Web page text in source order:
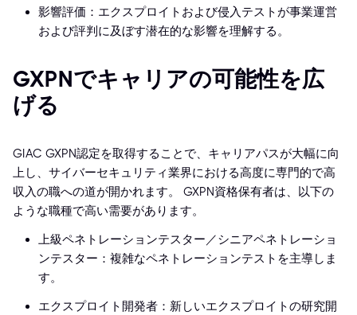
影響評価：エクスプロイトおよび侵入テストが事業運営
および評判に及ぼす潜在的な影響を理解する。
GXPNでキャリアの可能性を広
げる
GIAC GXPN認定を取得することで、キャリアパスが大幅に向
上し、サイバーセキュリティ業界における高度に専門的で高
収入の職への道が開かれます。 GXPN資格保有者は、以下の
ような職種で高い需要があります。
上級ペネトレーションテスター／シニアペネトレーショ
ンテスター：複雑なペネトレーションテストを主導しま
す。
エクスプロイト開発者：新しいエクスプロイトの研究開